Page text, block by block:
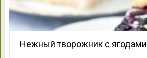
Нежный творожник с ягодами